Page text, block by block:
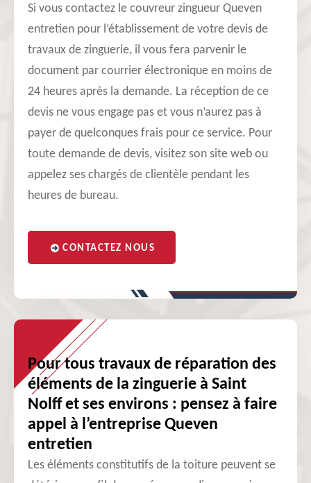
Si vous contactez le couvreur zingueur Queven
entretien pour l’établissement de votre devis de
travaux de zinguerie, il vous fera parvenir le
document par courrier électronique en moins de
24 heures après la demande. La réception de ce
devis ne vous engage pas et vous n’aurez pas à
payer de quelconques frais pour ce service. Pour
toute demande de devis, visitez son site web ou
appelez ses chargés de clientèle pendant les
heures de bureau.
CONTACTEZ NOUS
Pour tous travaux de réparation des
éléments de la zinguerie à Saint
Nolff et ses environs : pensez à faire
appel à l’entreprise Queven
entretien
Les éléments constitutifs de la toiture peuvent se